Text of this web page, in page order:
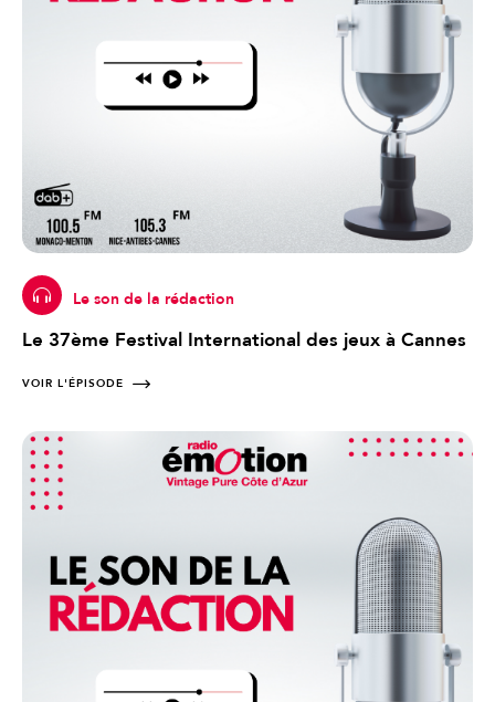
Le son de la rédaction
Le 37ème Festival International des jeux à Cannes
VOIR L'ÉPISODE